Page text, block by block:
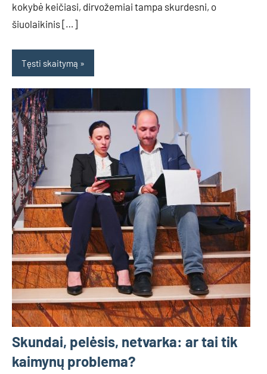
kokybė keičiasi, dirvožemiai tampa skurdesni, o
šiuolaikinis […]
Tęsti skaitymą
Skundai, pelėsis, netvarka: ar tai tik
kaimynų problema?